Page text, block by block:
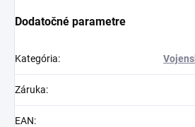
Dodatočné parametre
Kategória:
Záruka:
EAN: